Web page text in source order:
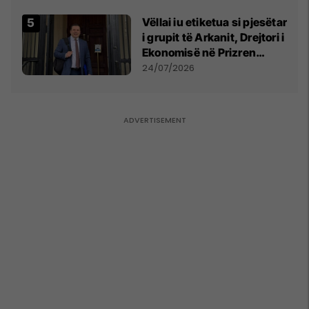
Vëllai iu etiketua si pjesëtar
i grupit të Arkanit, Drejtori i
Ekonomisë në Prizren
mohon pretendimet
24/07/2026